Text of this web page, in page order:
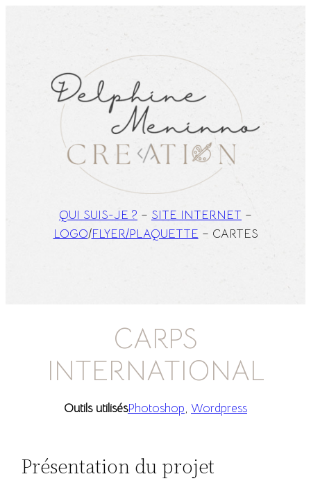
QUI SUIS-JE ? – SITE INTERNET –
LOGO/FLYER/PLAQUETTE – CARTES
CARPS
INTERNATIONAL
Outils utilisésPhotoshop, Wordpress
Présentation du projet